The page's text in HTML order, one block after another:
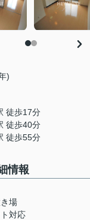
)
徒歩17分
徒歩40分
徒歩55分
情報
場
対応